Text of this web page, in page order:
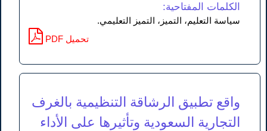
الكلمات المفتاحية:
سياسة التعليم، التميز، التميز التعليمي.
PDF تحميل
واقع تطبيق الرشاقة التنظيمية بالغرف
التجارية السعودية وتأثيرها على الأداء